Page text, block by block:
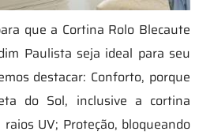
que a Cortina Rolo Blecaute
Paulista seja ideal para seu
destacar: Conforto, porque
do Sol, inclusive a cortina
UV; Proteção, bloqueando